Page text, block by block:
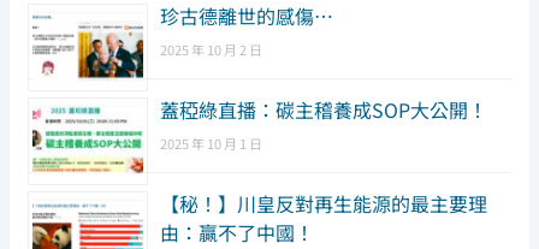
珍古德離世的感傷…
2025 年 10 月 2 日
蓋稏綠直播：碳主稽養成SOP大公開！
2025 年 10 月 1 日
【秘！】川皇反對再生能源的最主要理
由：贏不了中國！